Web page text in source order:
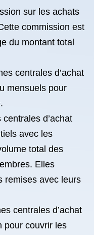
sur les achats
commission est
du montant total
centrales d’achat
mensuels pour
d’achat
avec les
total des
Elles
remises avec leurs
centrales d’achat
pour couvrir les